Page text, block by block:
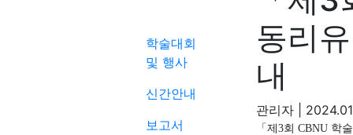
학술대회
및 행사
신간안내
보고서
동리
내
관리자
「 제 3회 CBNU 학